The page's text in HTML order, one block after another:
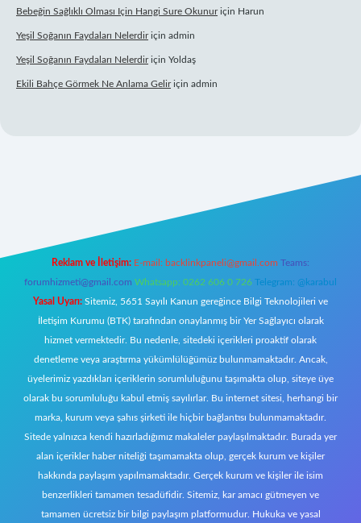
Bebeğin Sağlıklı Olması Için Hangi Sure Okunuriçin Harun
Yeşil Soğanın Faydaları Nelerdiriçin admin
Yeşil Soğanın Faydaları Nelerdiriçin Yoldaş
Ekili Bahçe Görmek Ne Anlama Geliriçin admin
Reklam ve İletişim: E-mail: backlinkpaneli@gmail.com Teams:
forumhizmeti@gmail.com Whatsapp: 0262 606 0 726 Telegram: @karabul
Yasal Uyarı: Sitemiz, 5651 Sayılı Kanun gereğince Bilgi Teknolojileri ve
İletişim Kurumu (BTK) tarafından onaylanmış bir Yer Sağlayıcı olarak
hizmet vermektedir. Bu nedenle, sitedeki içerikleri proaktif olarak
denetleme veya araştırma yükümlülüğümüz bulunmamaktadır. Ancak,
üyelerimiz yazdıkları içeriklerin sorumluluğunu taşımakta olup, siteye üye
olarak bu sorumluluğu kabul etmiş sayılırlar. Bu internet sitesi, herhangi bir
marka, kurum veya şahıs şirketi ile hiçbir bağlantısı bulunmamaktadır.
Sitede yalnızca kendi hazırladığımız makaleler paylaşılmaktadır. Burada yer
alan içerikler haber niteliği taşımamakta olup, gerçek kurum ve kişiler
hakkında paylaşım yapılmamaktadır. Gerçek kurum ve kişiler ile isim
benzerlikleri tamamen tesadüfidir. Sitemiz, kar amacı gütmeyen ve
tamamen ücretsiz bir bilgi paylaşım platformudur. Hukuka ve yasal